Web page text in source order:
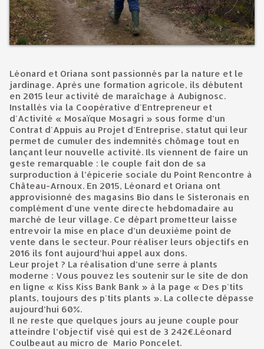
Léonard et Oriana sont passionnés par la nature et le
jardinage. Après une formation agricole, ils débutent
en 2015 leur activité de maraîchage à Aubignosc.
Installés via la Coopérative d'Entrepreneur et
d'Activité « Mosaïque Mosagri » sous forme d’un
Contrat d'Appuis au Projet d'Entreprise, statut qui leur
permet de cumuler des indemnités chômage tout en
lançant leur nouvelle activité. Ils viennent de faire un
geste remarquable : le couple fait don de sa
surproduction à l’épicerie sociale du Point Rencontre à
Château-Arnoux. En 2015, Léonard et Oriana ont
approvisionné des magasins Bio dans le Sisteronais en
complément d'une vente directe hebdomadaire au
marché de leur village. Ce départ prometteur laisse
entrevoir la mise en place d’un deuxième point de
vente dans le secteur. Pour réaliser leurs objectifs en
2016 ils font aujourd’hui appel aux dons.
Leur projet ? La réalisation d’une serre à plants
moderne : Vous pouvez les soutenir sur le site de don
en ligne « Kiss Kiss Bank Bank » à la page « Des p'tits
plants, toujours des p'tits plants ». La collecte dépasse
aujourd’hui 60%.
Il ne reste que quelques jours au jeune couple pour
atteindre l’objectif visé qui est de 3 242€.Léonard
Coulbeaut au micro de Mario Poncelet.